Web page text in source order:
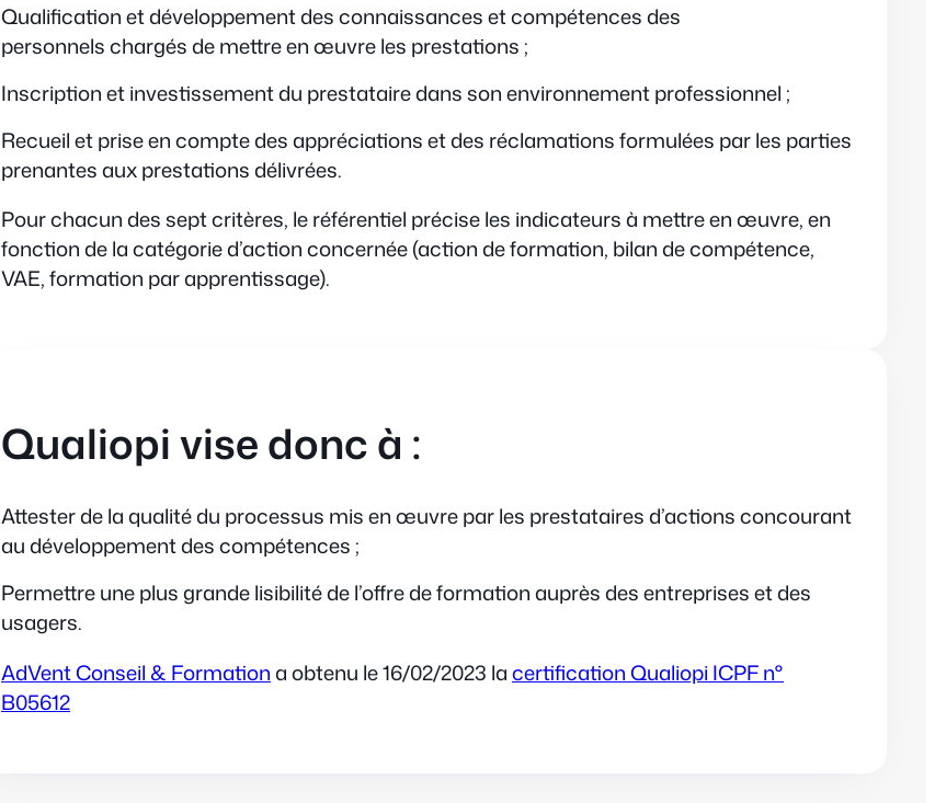
Qualification et développement des connaissances et compétences des
personnels chargés de mettre en œuvre les prestations ;
Inscription et investissement du prestataire dans son environnement professionnel ;
Recueil et prise en compte des appréciations et des réclamations formulées par les parties
prenantes aux prestations délivrées.
Pour chacun des sept critères, le référentiel précise les indicateurs à mettre en œuvre, en
fonction de la catégorie d’action concernée (action de formation, bilan de compétence,
VAE, formation par apprentissage).
Qualiopi vise donc à :
Attester de la qualité du processus mis en œuvre par les prestataires d’actions concourant
au développement des compétences ;
Permettre une plus grande lisibilité de l’offre de formation auprès des entreprises et des
usagers.
AdVent Conseil & Formationa obtenu le 16/02/2023 lacertification Qualiopi ICPF n°
B05612